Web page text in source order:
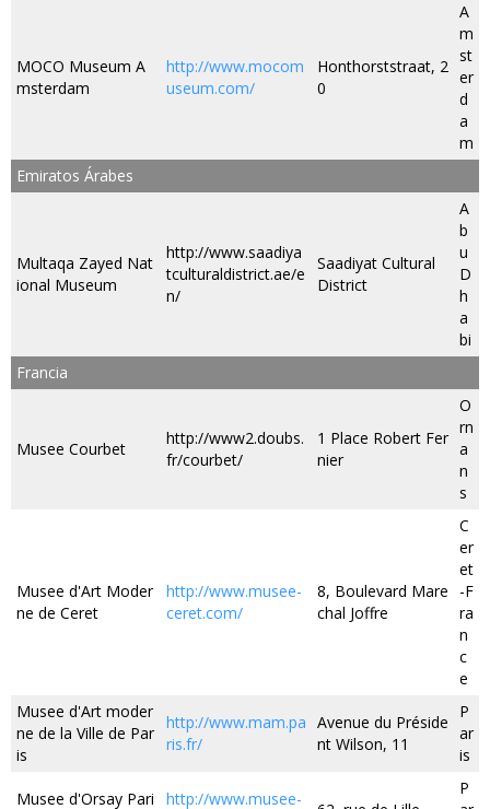
MOCO Museum A
msterdam
http://www.mocom
useum.com/
Honthorststraat, 2
0
A
m
st
er
d
a
m
Emiratos Árabes
Multaqa Zayed Nat
ional Museum
http://www.saadiya
tculturaldistrict.ae/e
n/
Saadiyat Cultural
District
A
b
u
D
h
a
bi
Francia
Musee Courbet
http://www2.doubs.
fr/courbet/
1 Place Robert Fer
nier
O
rn
a
n
s
Musee d'Art Moder
ne de Ceret
http://www.musee-
ceret.com/
8, Boulevard Mare
chal Joffre
C
er
et
-F
ra
n
c
e
Musee d'Art moder
ne de la Ville de Par
is
http://www.mam.pa
ris.fr/
Avenue du Préside
nt Wilson, 11
P
ar
is
Musee d'Orsay Pari http://www.musee-
P